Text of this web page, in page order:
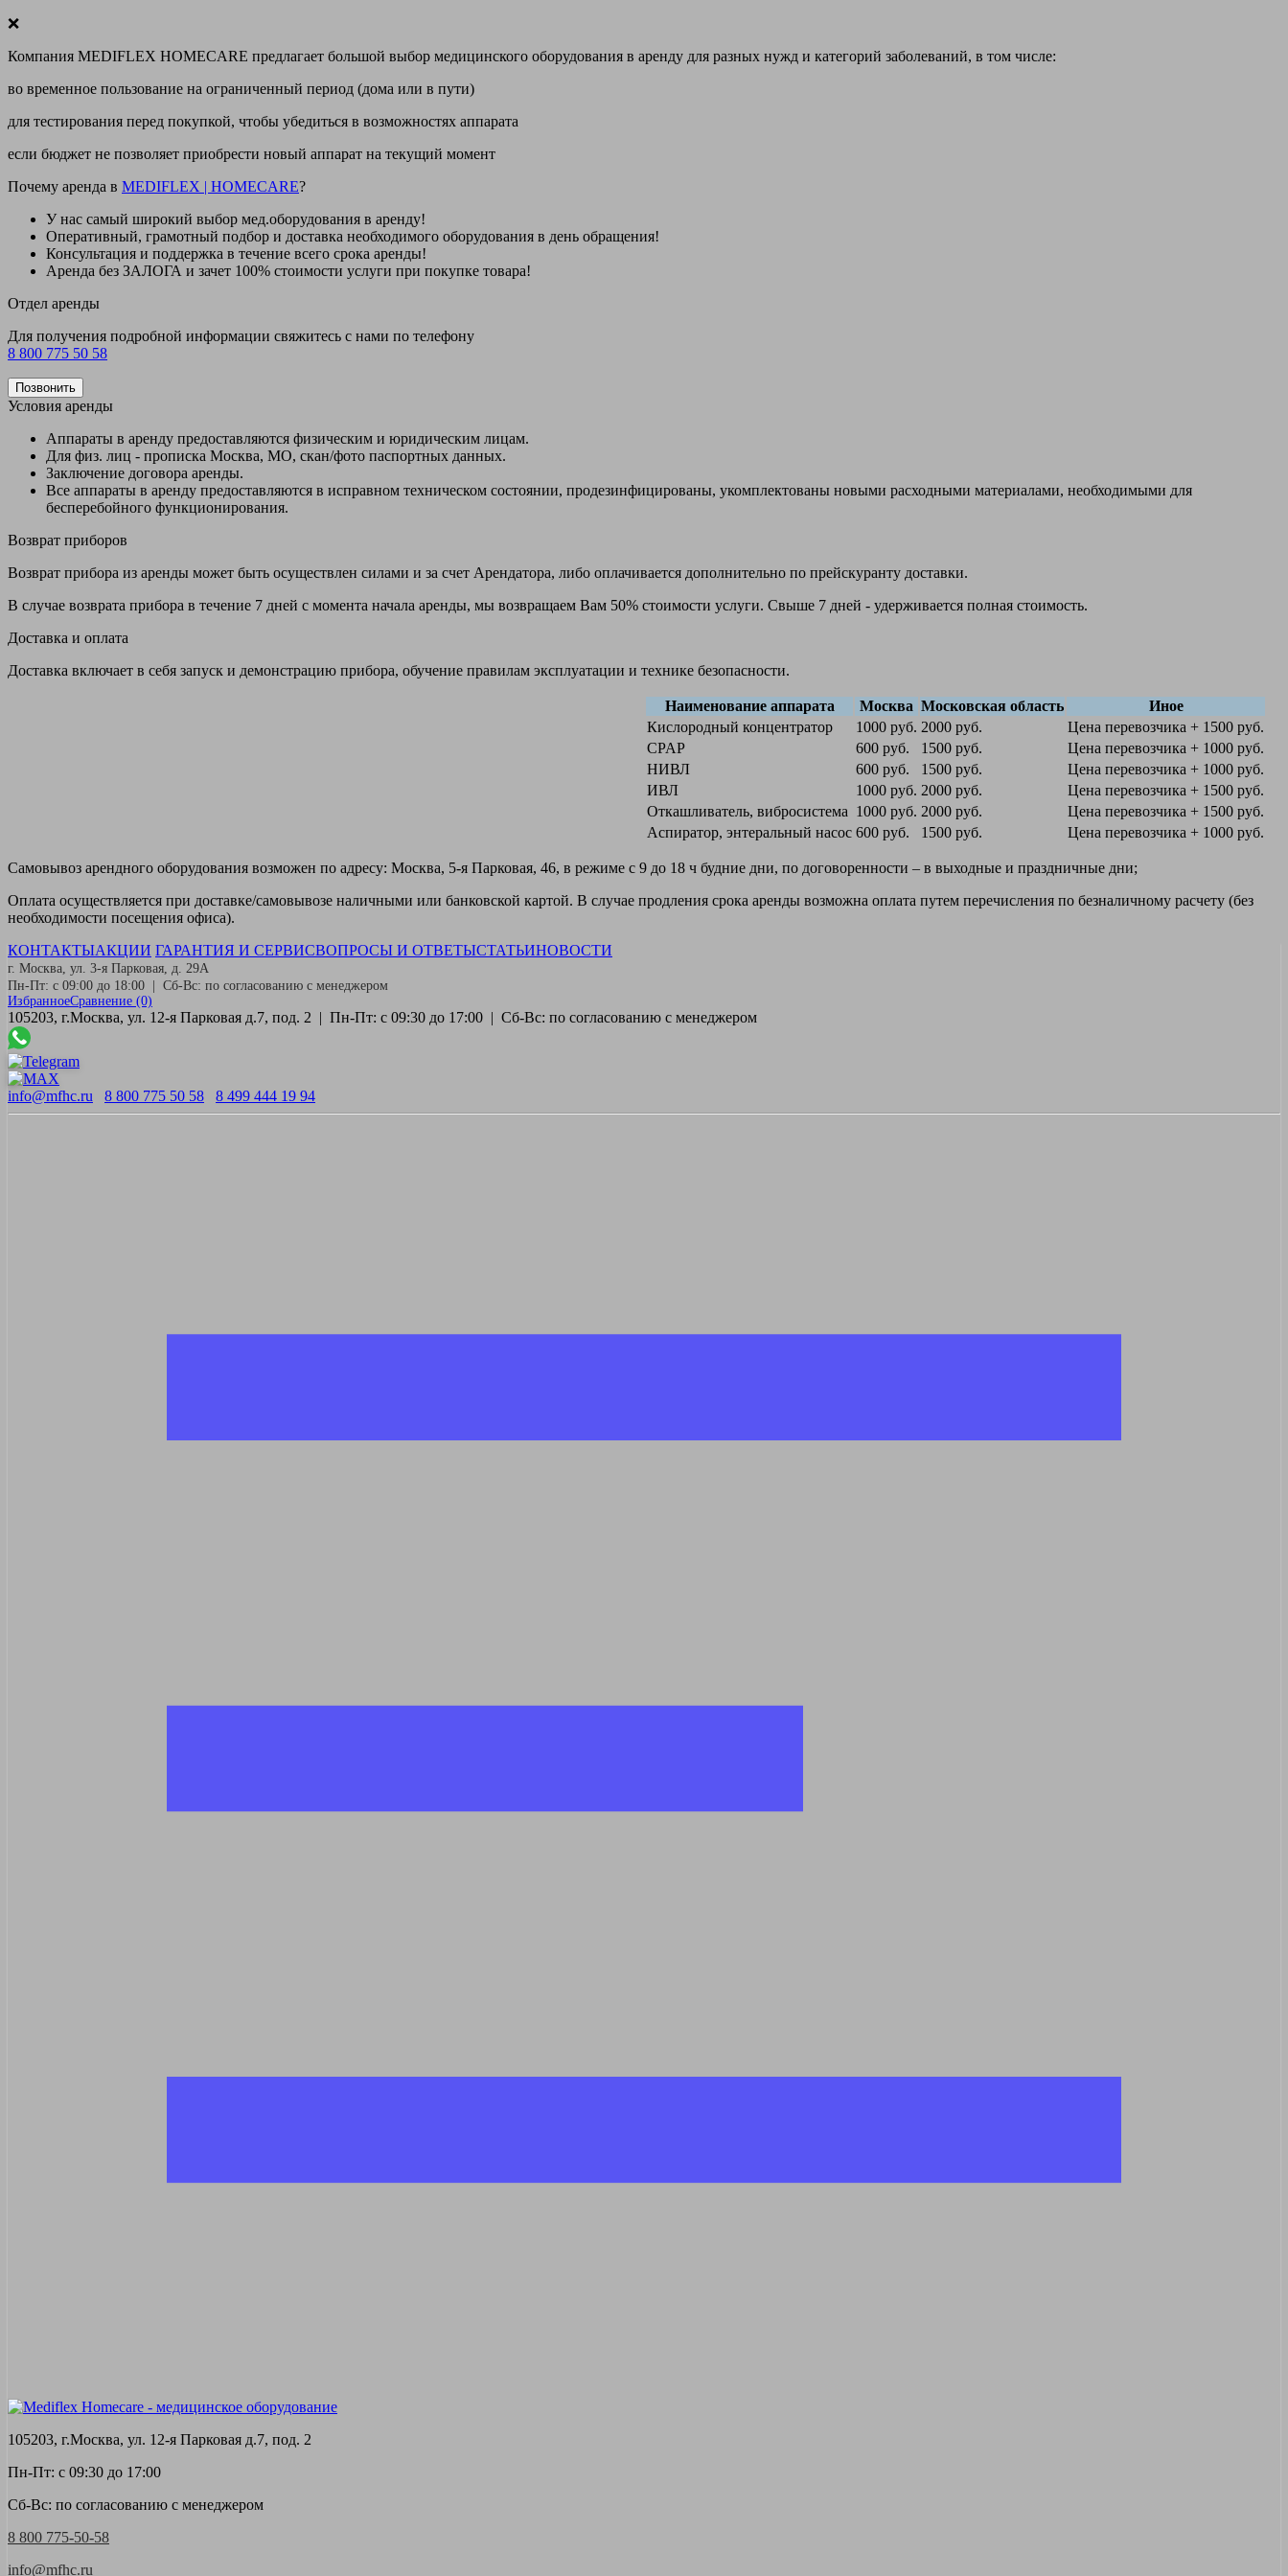
❌
Компания MEDIFLEX HOMECARE предлагает большой выбор медицинского оборудования в аренду для разных нужд и категорий заболеваний, в том числе:
во временное пользование на ограниченный период (дома или в пути)
для тестирования перед покупкой, чтобы убедиться в возможностях аппарата
если бюджет не позволяет приобрести новый аппарат на текущий момент
Почему аренда в MEDIFLEX | HOMECARE?
У нас самый широкий выбор мед.оборудования в аренду!
Оперативный, грамотный подбор и доставка необходимого оборудования в день обращения!
Консультация и поддержка в течение всего срока аренды!
Аренда без ЗАЛОГА и зачет 100% стоимости услуги при покупке товара!
Отдел аренды
Для получения подробной информации свяжитесь с нами по телефону
8 800 775 50 58
Позвонить
Условия аренды
Аппараты в аренду предоставляются физическим и юридическим лицам.
Для физ. лиц - прописка Москва, МО, скан/фото паспортных данных.
Заключение договора аренды.
Все аппараты в аренду предоставляются в исправном техническом состоянии, продезинфицированы, укомплектованы новыми расходными материалами, необходимыми для
бесперебойного функционирования.
Возврат приборов
Возврат прибора из аренды может быть осуществлен силами и за счет Арендатора, либо оплачивается дополнительно по прейскуранту доставки.
В случае возврата прибора в течение 7 дней с момента начала аренды, мы возвращаем Вам 50% стоимости услуги. Свыше 7 дней - удерживается полная стоимость.
Доставка и оплата
Доставка включает в себя запуск и демонстрацию прибора, обучение правилам эксплуатации и технике безопасности.
Наименование аппарата Москва Московская область
Иное
Кислородный концентратор
1000 руб. 2000 руб.
Цена перевозчика + 1500 руб.
CPAP
600 руб. 1500 руб.
Цена перевозчика + 1000 руб.
НИВЛ
600 руб. 1500 руб.
Цена перевозчика + 1000 руб.
ИВЛ
1000 руб. 2000 руб.
Цена перевозчика + 1500 руб.
Откашливатель, вибросистема 1000 руб. 2000 руб.
Цена перевозчика + 1500 руб.
Аспиратор, энтеральный насос 600 руб. 1500 руб. Цена перевозчика + 1000 руб.
Самовывоз арендного оборудования возможен по адресу: Москва, 5-я Парковая, 46, в режиме с 9 до 18 ч будние дни, по договоренности – в выходные и праздничные дни;
Оплата осуществляется при доставке/самовывозе наличными или банковской картой. В случае продления срока аренды возможна оплата путем перечисления по безналичному расчету (без
необходимости посещения офиса).
КОНТАКТЫАКЦИИ ГАРАНТИЯ И СЕРВИСВОПРОСЫ И ОТВЕТЫСТАТЬИНОВОСТИ
г. Москва, ул. 3-я Парковая, д. 29А
Пн-Пт: с 09:00 до 18:00 | Сб-Вс: по согласованию с менеджером
ИзбранноеСравнение (0)
105203, г.Москва, ул. 12-я Парковая д.7, под. 2 | Пн-Пт: с 09:30 до 17:00 | Сб-Вс: по согласованию с менеджером
info@mfhc.ru 8 800 775 50 58 8 499 444 19 94
105203, г.Москва, ул. 12-я Парковая д.7, под. 2
Пн-Пт: с 09:30 до 17:00
Сб-Вс: по согласованию с менеджером
8 800 775-50-58
info@mfhc.ru